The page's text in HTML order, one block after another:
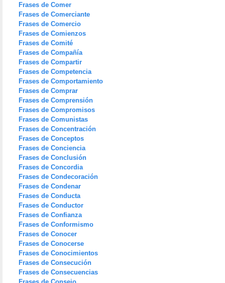
Frases de Comer
Frases de Comerciante
Frases de Comercio
Frases de Comienzos
Frases de Comité
Frases de Compañía
Frases de Compartir
Frases de Competencia
Frases de Comportamiento
Frases de Comprar
Frases de Comprensión
Frases de Compromisos
Frases de Comunistas
Frases de Concentración
Frases de Conceptos
Frases de Conciencia
Frases de Conclusión
Frases de Concordia
Frases de Condecoración
Frases de Condenar
Frases de Conducta
Frases de Conductor
Frases de Confianza
Frases de Conformismo
Frases de Conocer
Frases de Conocerse
Frases de Conocimientos
Frases de Consecución
Frases de Consecuencias